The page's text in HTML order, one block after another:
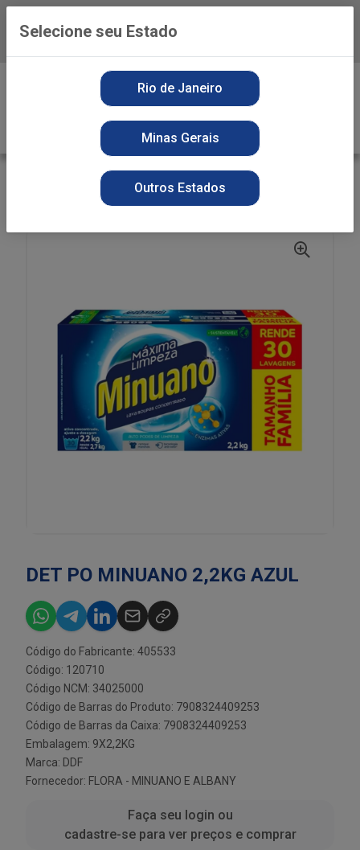
Baixe já o APP da Playvender
DETERGENTE PO
SECOS
DET PO MINUANO 2,2KG AZUL
DET PO MINUANO 2,2KG AZUL
Código do Fabricante: 405533
Código: 120710
Código NCM: 34025000
Código de Barras do Produto: 7908324409253
Código de Barras da Caixa: 7908324409253
Embalagem: 9X2,2KG
Marca: DDF
Fornecedor: FLORA - MINUANO E ALBANY
Faça seu login ou
cadastre-se para ver preços e comprar
Selecione seu Estado
Rio de Janeiro
Minas Gerais
Outros Estados